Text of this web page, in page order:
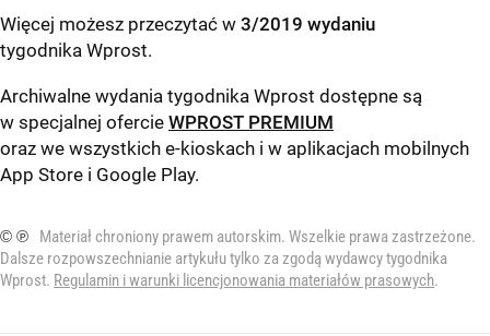
Więcej możesz przeczytać w 3/2019 wydaniu
tygodnika Wprost.
Archiwalne wydania tygodnika Wprost dostępne są
w specjalnej ofercie WPROST PREMIUM
oraz we wszystkich e-kioskach i w aplikacjach mobilnych
App Store i Google Play.
© ℗
Materiał chroniony prawem autorskim. Wszelkie prawa zastrzeżone.
Dalsze rozpowszechnianie artykułu tylko za zgodą wydawcy tygodnika
Wprost. Regulamin i warunki licencjonowania materiałów prasowych.